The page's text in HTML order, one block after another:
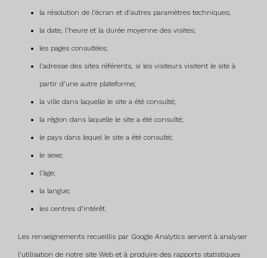
la résolution de l’écran et d’autres paramètres techniques;
la date, l’heure et la durée moyenne des visites;
les pages consultées;
l’adresse des sites référents, si les visiteurs visitent le site à
partir d’une autre plateforme;
la ville dans laquelle le site a été consulté;
la région dans laquelle le site a été consulté;
le pays dans lequel le site a été consulté;
le sexe;
l’âge;
la langue;
les centres d’intérêt.
Les renseignements recueillis par Google Analytics servent à analyser
l’utilisation de notre site Web et à produire des rapports statistiques